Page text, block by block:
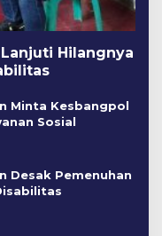
Hilangnya
Minta Kesbangpol
Sosial
Desak Pemenuhan